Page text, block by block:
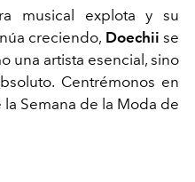
musical explota y su
creciendo, Doechii se
una artista esencial, sino
Centrémonos en
Semana de la Moda de